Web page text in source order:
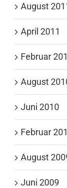
August
April 2011
Februar
August
Juni 2010
Februar
August
Juni 2009